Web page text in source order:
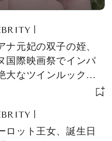
す
ナ元妃の双子の姪、
国際映画祭でインパ
大なツインルックを
圧巻のオーラを放
れる
ロット王女、誕生日